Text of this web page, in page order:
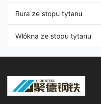
Rura ze stopu tytanu
Włókna ze stopu tytanu